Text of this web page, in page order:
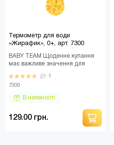
Термометр для води
«Жирафик», 0+, арт. 7300
BABY TEAM Щоденне купання
має важливе значення для
дитини. Це чудовий ак..
1
7300
В наявності
129.00 грн.